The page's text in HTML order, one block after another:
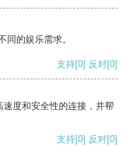
同的娱乐需求。
支持[0] 反对[0]
度和安全性的连接，并帮
支持[0] 反对[0]